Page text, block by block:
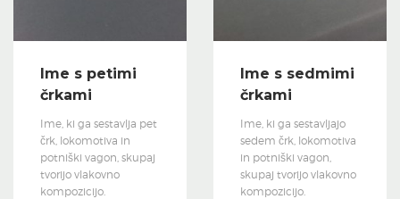
Ime s petimi
črkami
Ime, ki ga sestavlja pet
črk, lokomotiva in
potniški vagon, skupaj
tvorijo vlakovno
kompozicijo.
Ime s sedmimi
črkami
Ime, ki ga sestavljajo
sedem črk, lokomotiva
in potniški vagon,
skupaj tvorijo vlakovno
kompozicijo.